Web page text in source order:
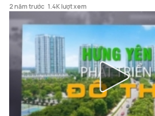
2 năm trước 1.4K lượt xem